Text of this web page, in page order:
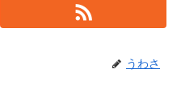
うわさ